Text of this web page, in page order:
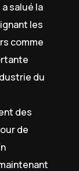
salué la
les
comme
du
des
de